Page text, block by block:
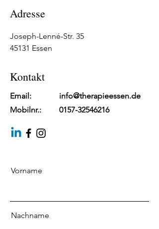
Adresse
Joseph-Lenné-Str. 35
45131 Essen
Kontakt
Email: info@therapieessen.de
Mobilnr.: 0157-32546216
Vorname
Nachname